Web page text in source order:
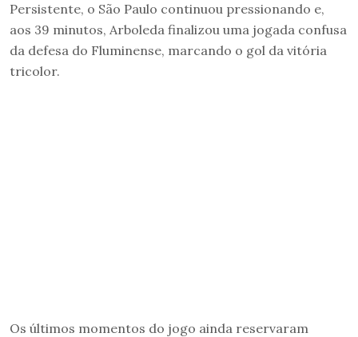
Persistente, o São Paulo continuou pressionando e,
aos 39 minutos, Arboleda finalizou uma jogada confusa
da defesa do Fluminense, marcando o gol da vitória
tricolor.
Os últimos momentos do jogo ainda reservaram